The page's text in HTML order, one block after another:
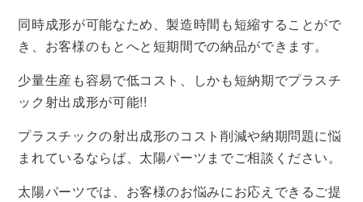
同時成形が可能なため、製造時間も短縮することがで
き、お客様のもとへと短期間での納品ができます。
少量生産も容易で低コスト、しかも短納期でプラスチ
ック射出成形が可能!!
プラスチックの射出成形のコスト削減や納期問題に悩
まれているならば、太陽パーツまでご相談ください。
太陽パーツでは、お客様のお悩みにお応えできるご提